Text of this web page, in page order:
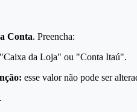
Conta. Preencha:
da Loja" ou "Conta Itaú".
esse valor não pode ser